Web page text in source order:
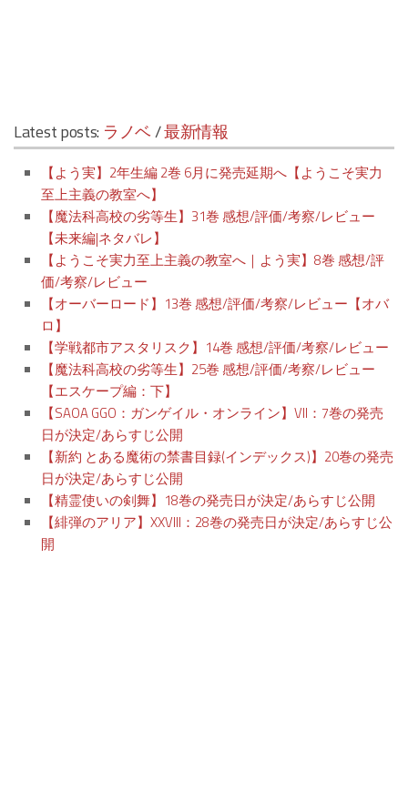
Latest posts: ラノベ/最新情報
【よう実】2年生編 2巻 6月に発売延期へ【ようこそ実力
至上主義の教室へ】
【魔法科高校の劣等生】31巻 感想/評価/考察/レビュー
【未来編|ネタバレ】
【ようこそ実力至上主義の教室へ｜よう実】8巻 感想/評
価/考察/レビュー
【オーバーロード】13巻 感想/評価/考察/レビュー【オバ
ロ】
【学戦都市アスタリスク】14巻 感想/評価/考察/レビュー
【魔法科高校の劣等生】25巻 感想/評価/考察/レビュー
【エスケープ編：下】
【SAOA GGO：ガンゲイル・オンライン】VII：7巻の発売
日が決定/あらすじ公開
【新約 とある魔術の禁書目録(インデックス)】20巻の発売
日が決定/あらすじ公開
【精霊使いの剣舞】18巻の発売日が決定/あらすじ公開
【緋弾のアリア】XXVIII：28巻の発売日が決定/あらすじ公
開